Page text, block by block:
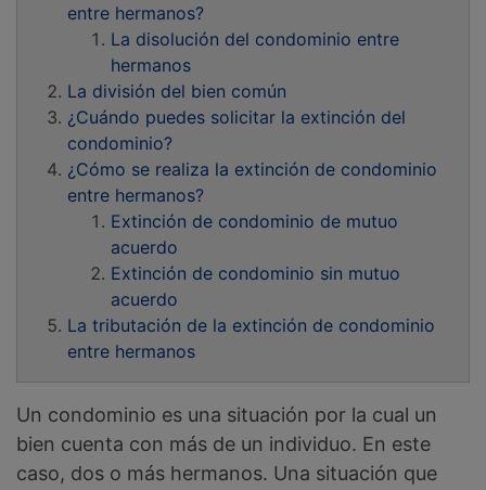
entre hermanos?
La disolución del condominio entre
hermanos
La división del bien común
¿Cuándo puedes solicitar la extinción del
condominio?
¿Cómo se realiza la extinción de condominio
entre hermanos?
Extinción de condominio de mutuo
acuerdo
Extinción de condominio sin mutuo
acuerdo
La tributación de la extinción de condominio
entre hermanos
Un condominio es una situación por la cual un
bien cuenta con más de un individuo. En este
caso, dos o más hermanos. Una situación que